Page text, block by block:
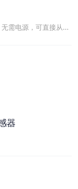
需电源，可直接从...
器